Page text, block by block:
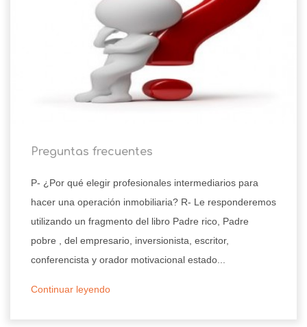
15/06/2020
Preguntas frecuentes
P- ¿Por qué elegir profesionales intermediarios para
hacer una operación inmobiliaria? R- Le responderemos
utilizando un fragmento del libro Padre rico, Padre
pobre , del empresario, inversionista, escritor,
conferencista y orador motivacional estado...
Continuar leyendo